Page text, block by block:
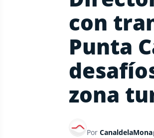
con
Punta
zona
Por CanaldelaMona